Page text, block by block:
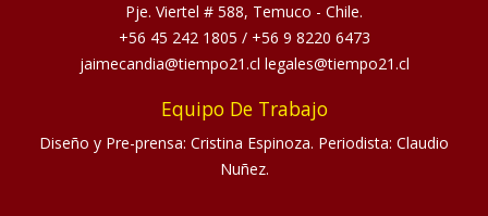
Pje. Viertel # 588, Temuco - Chile.
+56 45 242 1805 / +56 9 8220 6473
jaimecandia@tiempo21.cl legales@tiempo21.cl
Equipo De Trabajo
Diseño y Pre-prensa: Cristina Espinoza. Periodista: Claudio
Nuñez.